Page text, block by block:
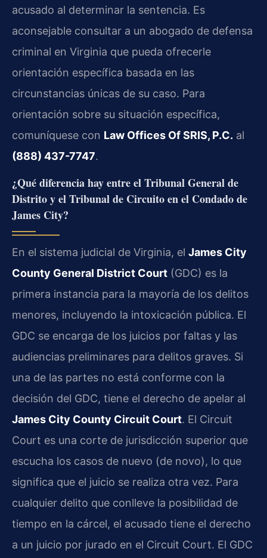
acusado al determinar la sentencia. Es
aconsejable consultar a un abogado de defensa
criminal en Virginia que pueda ofrecerle
orientación específica basada en las
circunstancias únicas de su caso. Para
orientación sobre su situación específica,
comuníquese con Law Offices Of SRIS, P.C. al
(888) 437-7747.
¿Qué diferencia hay entre el Tribunal General de
Distrito y el Tribunal de Circuito en el Condado de
James City?
En el sistema judicial de Virginia, el James City
County General District Court (GDC) es la
primera instancia para la mayoría de los delitos
menores, incluyendo la intoxicación pública. El
GDC se encarga de los juicios por faltas y las
audiencias preliminares para delitos graves. Si
una de las partes no está conforme con la
decisión del GDC, tiene el derecho de apelar al
James City County Circuit Court. El Circuit
Court es una corte de jurisdicción superior que
escucha los casos de nuevo (de novo), lo que
significa que el juicio se realiza otra vez. Para
cualquier delito que conlleve la posibilidad de
tiempo en la cárcel, el acusado tiene el derecho
a un juicio por jurado en el Circuit Court. El GDC